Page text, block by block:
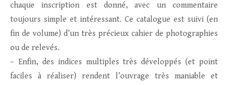
chaque inscription est donné, avec un commentaire
toujours simple et intéressant. Ce catalogue est suivi (en
fin de volume) d’un très précieux cahier de photographies
ou de relevés.
– Enfin, des indices multiples très développés (et point
faciles à réaliser) rendent l’ouvrage très maniable et